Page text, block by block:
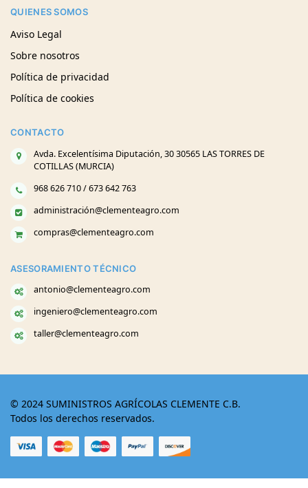
QUIENES SOMOS
Aviso Legal
Sobre nosotros
Política de privacidad
Política de cookies
CONTACTO
Avda. Excelentísima Diputación, 30 30565 LAS TORRES DE
COTILLAS (MURCIA)
968 626 710 / 673 642 763
administración@clementeagro.com
compras@clementeagro.com
ASESORAMIENTO TÉCNICO
antonio@clementeagro.com
ingeniero@clementeagro.com
taller@clementeagro.com
© 2024 SUMINISTROS AGRÍCOLAS CLEMENTE C.B.
Todos los derechos reservados.